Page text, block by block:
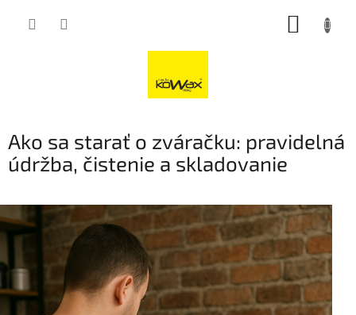
Ako sa starať o zváračku: pravidelná
údržba, čistenie a skladovanie